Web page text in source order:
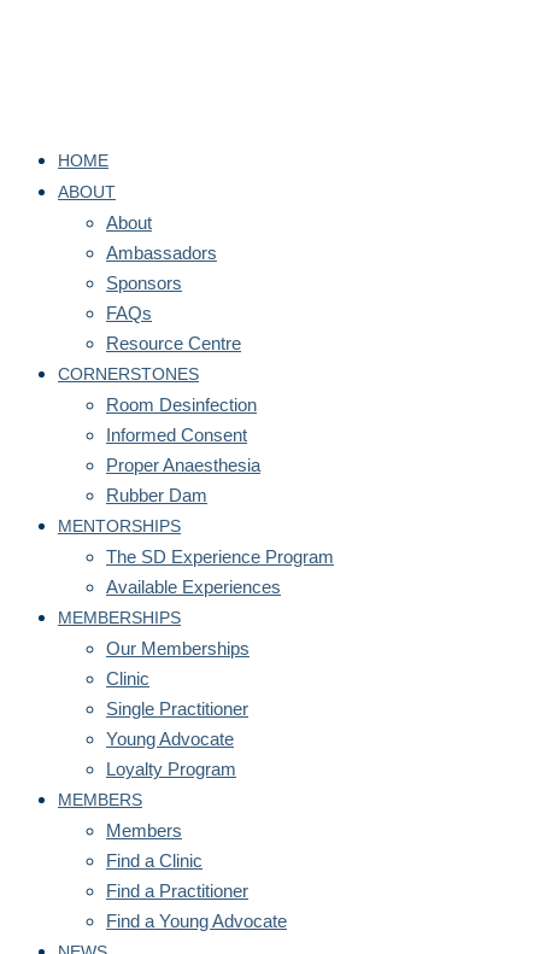
HOME
ABOUT
About
Ambassadors
Sponsors
FAQs
Resource Centre
CORNERSTONES
Room Desinfection
Informed Consent
Proper Anaesthesia
Rubber Dam
MENTORSHIPS
The SD Experience Program
Available Experiences
MEMBERSHIPS
Our Memberships
Clinic
Single Practitioner
Young Advocate
Loyalty Program
MEMBERS
Members
Find a Clinic
Find a Practitioner
Find a Young Advocate